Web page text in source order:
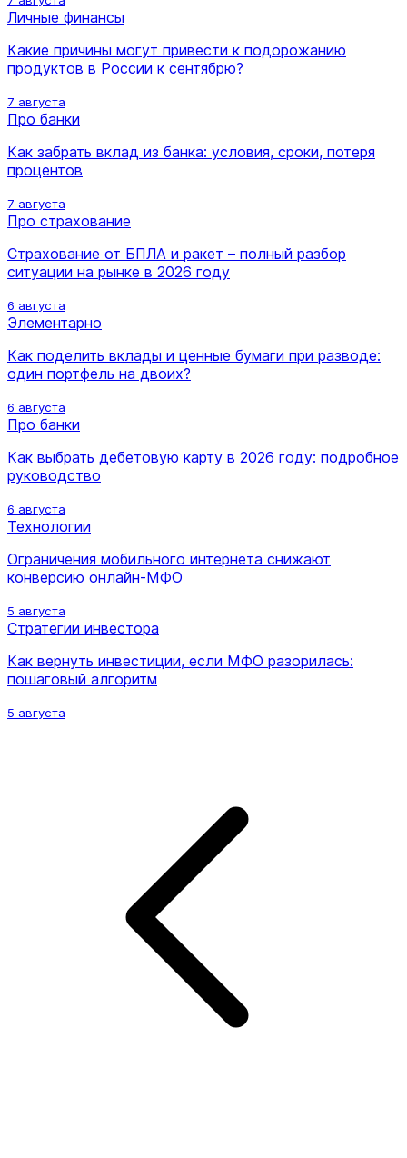
Личные финансы
Какие причины могут привести к подорожанию
продуктов в России к сентябрю?
7 августа
Про банки
Как забрать вклад из банка: условия, сроки, потеря
процентов
7 августа
Про страхование
Страхование от БПЛА и ракет – полный разбор
ситуации на рынке в 2026 году
6 августа
Элементарно
Как поделить вклады и ценные бумаги при разводе:
один портфель на двоих?
6 августа
Про банки
Как выбрать дебетовую карту в 2026 году: подробное
руководство
6 августа
Технологии
Ограничения мобильного интернета снижают
конверсию онлайн-МФО
5 августа
Стратегии инвестора
Как вернуть инвестиции, если МФО разорилась:
пошаговый алгоритм
5 августа